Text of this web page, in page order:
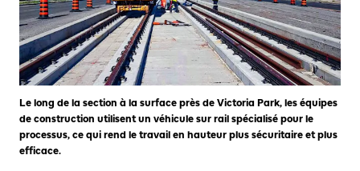
Le long de la section à la surface près de Victoria Park, les équipes
de construction utilisent un véhicule sur rail spécialisé pour le
processus, ce qui rend le travail en hauteur plus sécuritaire et plus
efficace.